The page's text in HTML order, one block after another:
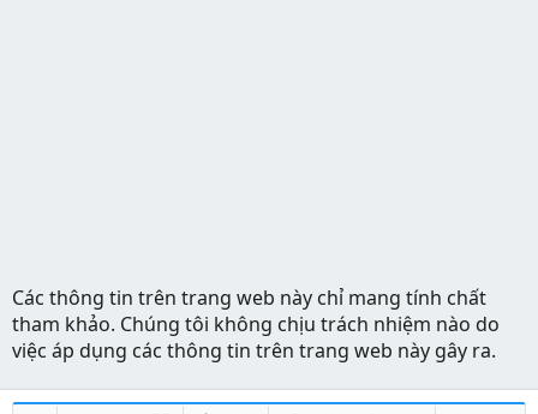
Các thông tin trên trang web này chỉ mang tính chất
tham khảo. Chúng tôi không chịu trách nhiệm nào do
việc áp dụng các thông tin trên trang web này gây ra.